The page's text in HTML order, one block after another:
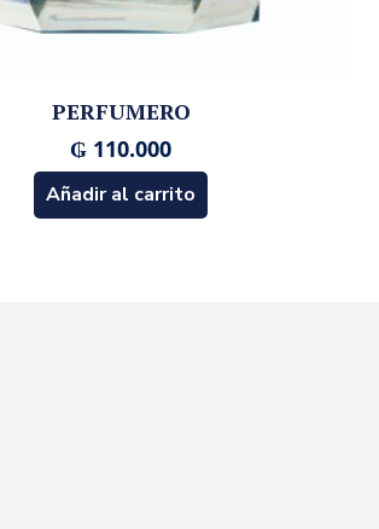
PERFUMERO
₲ 110.000
Añadir al carrito